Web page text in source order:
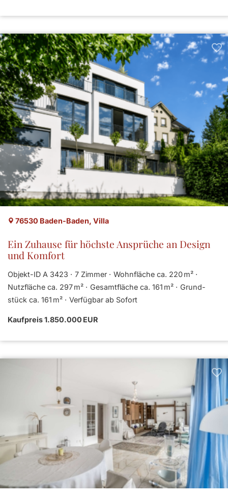
76530 Baden-Baden, Villa
Ein Zuhause für höchste Ansprüche an Design
und Komfort
Objekt-ID A 3423 7 Zimmer
Wohnfläche ca. 220 m²
Nutzfläche ca. 297 m²
Gesamtfläche ca. 161 m²
Grund­
stück ca. 161 m²
Verfügbar ab Sofort
Kaufpreis 1.850.000 EUR